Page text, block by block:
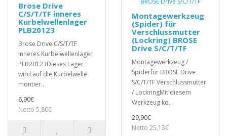
Brose Drive
C/S/T/TF inneres
Kurbelwellenlager
PLB20123
Brose Drive C/S/T/TF
inneres Kurbelwellenlager
PLB20123Dieses Lager
wird auf die Kurbelwelle
montier..
6,90€
Netto 5,80€
Montagewerkzeug
(Spider) für
Verschlussmutter
(Lockring) BROSE
Drive S/C/T/TF
Montagewerkzeug /
Spiderfür BROSE Drive
S/C/T/TF Verschlussmutter
/ LockringMit diesem
Werkzeug kö..
29,90€
Netto 25,13€